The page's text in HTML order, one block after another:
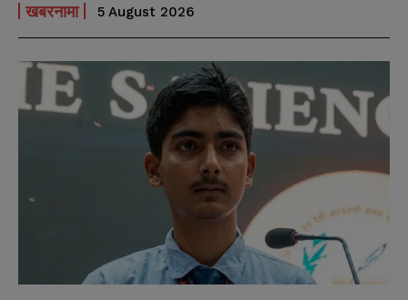
खबरनामा 5 August 2026